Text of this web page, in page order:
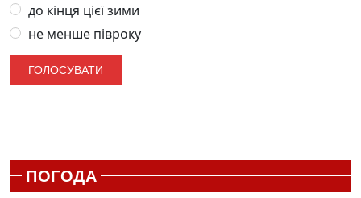
до кінця цієї зими
не менше півроку
ПОГОДА